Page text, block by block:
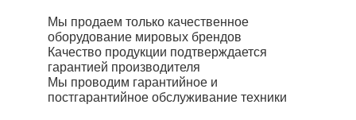
Мы продаем только качественное
оборудование мировых брендов
Качество продукции подтверждается
гарантией производителя
Мы проводим гарантийное и
постгарантийное обслуживание техники